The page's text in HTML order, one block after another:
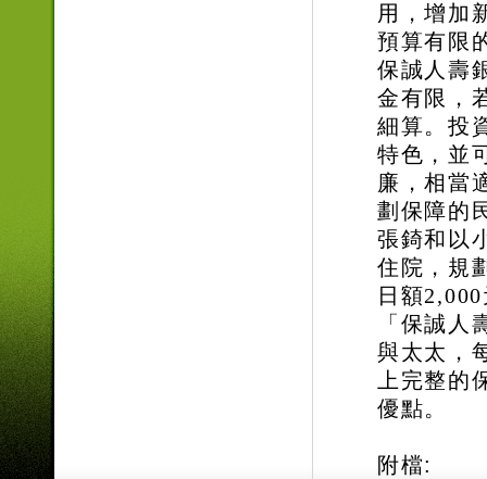
用，增加
預算有限
保誠人壽
金有限，
細算。投
特色，並
廉，相當
劃保障的
張錡和以
住院，規
日額
「保誠
與太太，
上完整的
優點。
附檔: